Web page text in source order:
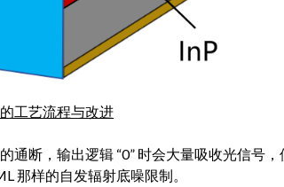
工艺流程与改进
通断，输出逻辑 “0” 时会大量吸收光信号
那样的自发辐射底噪限制。